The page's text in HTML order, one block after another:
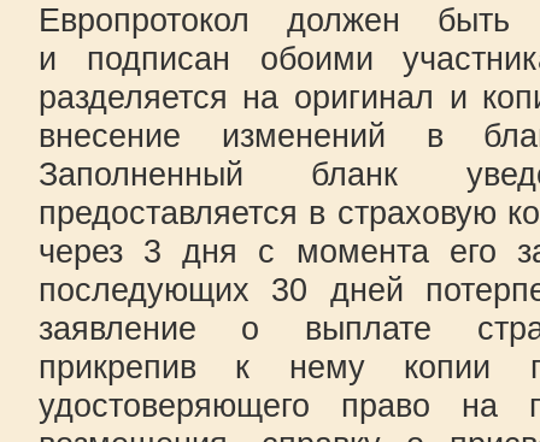
Европротокол должен быть
и подписан обоими
разделяется на оригинал и
внесение изменений в
Заполненный бланк
предоставляется в страховую
через 3 дня с момента его
последующих 30 дней
заявление о выплате
прикрепив к нему копии
удостоверяющего право на